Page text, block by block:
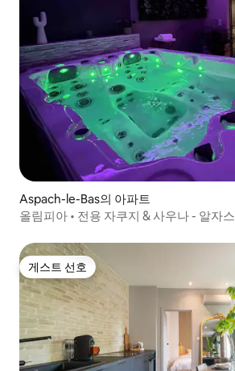
Aspach-le-Bas의 아파트
올림피아 • 전용 자쿠지 & 사우나 - 알자
게스트 선호
게스트 선호